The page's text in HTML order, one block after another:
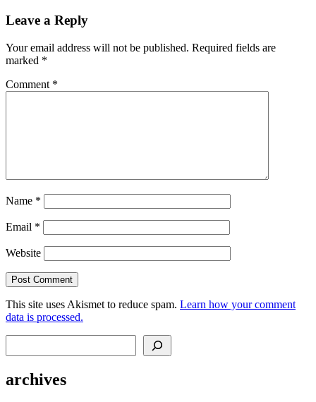
Leave a Reply
Your email address will not be published. Required fields are
marked *
Comment *
Name *
Email *
Website
This site uses Akismet to reduce spam. Learn how your comment
data is processed.
archives